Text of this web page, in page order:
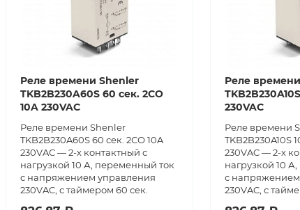
Реле времени Shenler
TKB2B230A60S 60 сек. 2СО
10A 230VAC
Реле времени Shenler
TKB2B230A60S 60 сек. 2СО 10A
230VAC — 2-х контактный с
нагрузкой 10 А, переменный ток
с напряжением управления
230VAC, с таймером 60 сек.
Реле
230VAC
Реле времени
TKB2B230A10S
230VAC — 2-х
нагрузкой 10
с
230VAC, с